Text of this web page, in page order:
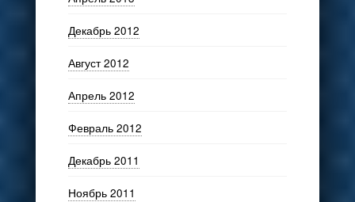
Декабрь 2012
Август 2012
Апрель 2012
Февраль 2012
Декабрь 2011
Ноябрь 2011